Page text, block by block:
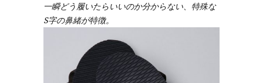
一瞬どう履いたらいいのか分からない、特殊な
S字の鼻緒が特徴。